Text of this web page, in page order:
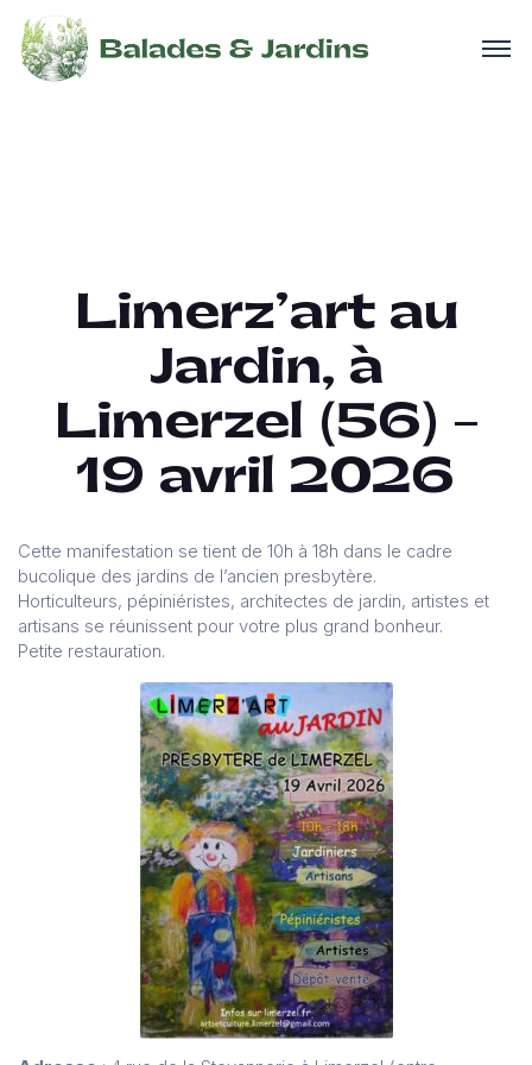
Limerz’art au
Jardin, à
Limerzel (56) –
19 avril 2026
Cette manifestation se tient de 10h à 18h dans le cadre
bucolique des jardins de l’ancien presbytère.
Horticulteurs, pépiniéristes, architectes de jardin, artistes et
artisans se réunissent pour votre plus grand bonheur.
Petite restauration.